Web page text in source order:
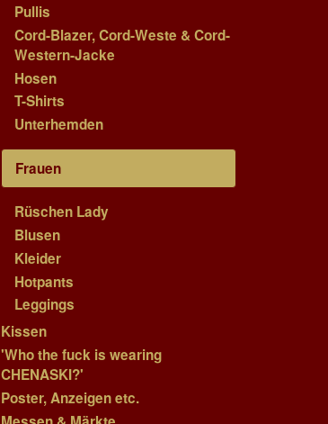
Pullis
Cord-Blazer, Cord-Weste & Cord-
Western-Jacke
Hosen
T-Shirts
Unterhemden
Frauen
Rüschen Lady
Blusen
Kleider
Hotpants
Leggings
Kissen
'Who the fuck is wearing
CHENASKI?'
Poster, Anzeigen etc.